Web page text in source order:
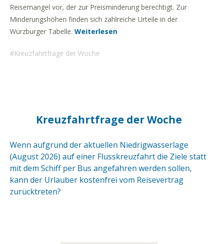
Reisemangel vor, der zur Preisminderung berechtigt. Zur
Minderungshöhen finden sich zahlreiche Urteile in der
Würzburger Tabelle. Weiterlesen
Kreuzfahrtfrage der Woche
Kreuzfahrtfrage der Woche
Wenn aufgrund der aktuellen Niedrigwasserlage
(August 2026) auf einer Flusskreuzfahrt die Ziele statt
mit dem Schiff per Bus angefahren werden sollen,
kann der Urlauber kostenfrei vom Reisevertrag
zurücktreten?